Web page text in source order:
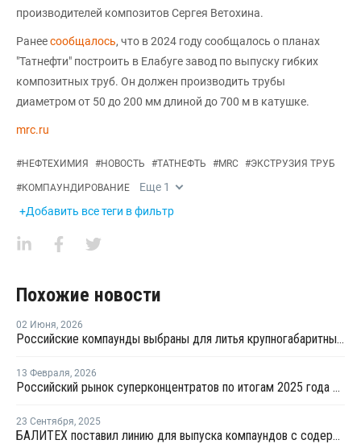
производителей композитов Сергея Ветохина.
Ранеесообщалось, что в 2024 году сообщалось о планах
"Татнефти" построить в Елабуге завод по выпуску гибких
композитных труб. Он должен производить трубы
диаметром от 50 до 200 мм длиной до 700 м в катушке.
mrc.ru
#НЕФТЕХИМИЯ #НОВОСТЬ #ТАТНЕФТЬ #MRC #ЭКСТРУЗИЯ ТРУБ
#КОМПАУНДИРОВАНИЕ Еще 1
+Добавить все теги в фильтр
Похожие новости
02 Июня, 2026
Российские компаунды выбраны для литья крупногабаритных автокомпонентов BELGEE
13 Февраля, 2026
Российский рынок суперконцентратов по итогам 2025 года сократился на 6%
23 Сентября, 2025
БАЛИТЕХ поставил линию для выпуска компаундов с содержанием стекловолокна до 35%